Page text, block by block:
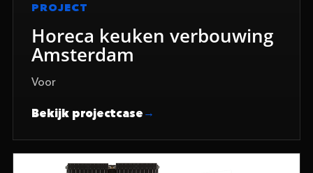
PROJECT
Horeca keuken verbouwing
Amsterdam
Voor
Bekijk projectcase